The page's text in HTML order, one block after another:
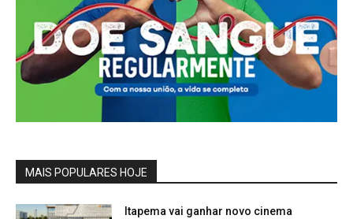
MAIS POPULARES HOJE
Itapema vai ganhar novo cinema